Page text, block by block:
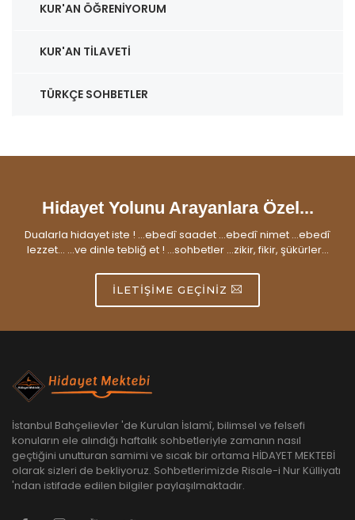
KUR'AN ÖĞRENIYORUM
KUR'AN TILAVETI
TÜRKÇE SOHBETLER
Hidayet Yolunu Arayanlara Özel...
Dualarla hidayet iste ! ...ebedî saadet ...ebedî nimet ...ebedî
lezzet... ...ve dinle tebliğ et ! ...sohbetler ...zikir, fikir, şükürler...
İLETIŞIME GEÇINIZ
İstanbul Bahçelievler 'de Kurulan İslamî, bilimsel ve felsefi
konuların ele alındığı haftalık sohbetleriyle zamanın nasıl
geçtiğini unutturan samimi ve sıcak bir ortama HİDAYET MEKTEBİ
olarak sizleri de bekliyoruz. Sohbetlerimizde Risale-i Nur Külliyatı
'ndan istifade edilen bilgiler paylaşılmaktadır.